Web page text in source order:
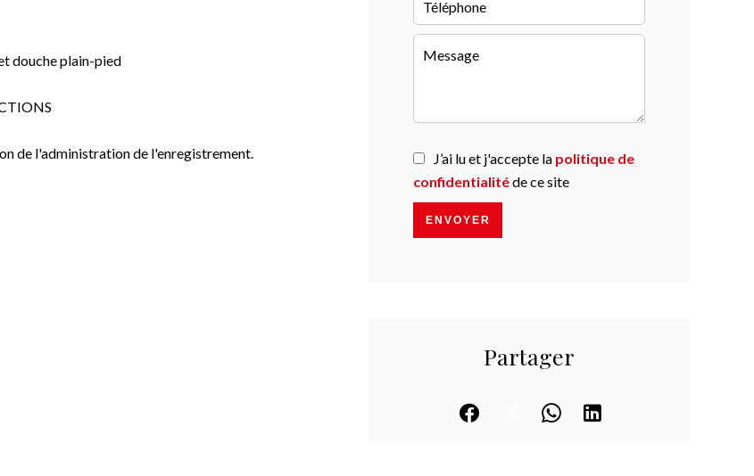
douche plain-pied
de l'administration de l'enregistrement. J’ai lu et j'accepte la politique de
confidentialitéde ce site
ENVOYER
Partager